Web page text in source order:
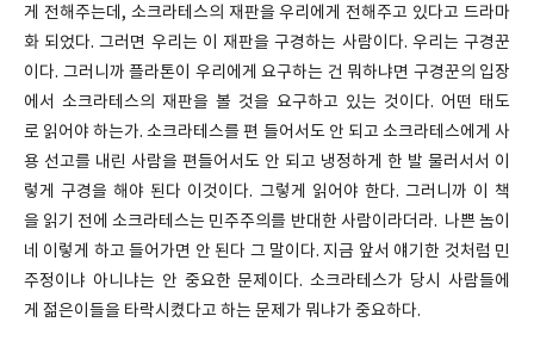
게 전해주는데, 소크라테스의 재판을 우리에게 전해주고 있다고 드라마
화 되었다. 그러면 우리는 이 재판을 구경하는 사람이다. 우리는 구경꾼
이다. 그러니까 플라톤이 우리에게 요구하는 건 뭐하냐면 구경꾼의 입장
에서 소크라테스의 재판을 볼 것을 요구하고 있는 것이다. 어떤 태도
로 읽어야 하는가. 소크라테스를 편 들어서도 안 되고 소크라테스에게 사
용 선고를 내린 사람을 편들어서도 안 되고 냉정하게 한 발 물러서서 이
렇게 구경을 해야 된다 이것이다. 그렇게 읽어야 한다. 그러니까 이 책
을 읽기 전에 소크라테스는 민주주의를 반대한 사람이라더라. 나쁜 놈이
네 이렇게 하고 들어가면 안 된다 그 말이다. 지금 앞서 얘기한 것처럼 민
주정이냐 아니냐는 안 중요한 문제이다. 소크라테스가 당시 사람들에
게 젊은이들을 타락시켰다고 하는 문제가 뭐냐가 중요하다.